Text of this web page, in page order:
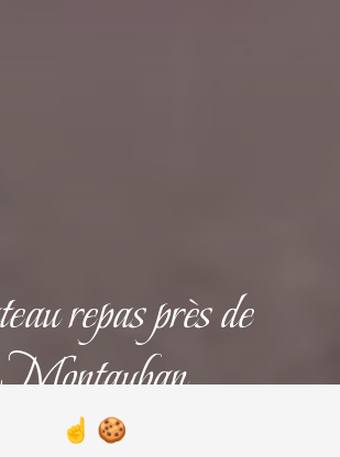
repas près de
Montauban
REPAS